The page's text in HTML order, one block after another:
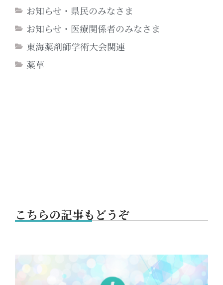
お知らせ・県民のみなさま
お知らせ・医療関係者のみなさま
東海薬剤師学術大会関連
薬草
こちらの記事もどうぞ